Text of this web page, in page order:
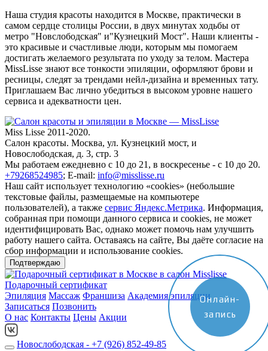
Наша студия красоты находится в Москве, практически в
самом сердце столицы России, в двух минутах ходьбы от
метро "Новслободская" и"Кузнецкий Мост". Наши клиенты -
это красивые и счастливые люди, которым мы помогаем
достигать желаемого результата по уходу за телом. Мастера
MissLisse знают все тонкости эпиляции, оформляют брови и
ресницы, следят за трендами нейл-дизайна и временных тату.
Приглашаем Вас лично убедиться в высоком уровне нашего
сервиса и адекватности цен.
Miss Lisse 2011-2020.
Салон красоты. Москва, ул. Кузнецкий мост, и
Новослободская, д. 3, стр. 3
Мы работаем ежедневно с 10 до 21, в воскресенье - с 10 до 20.
+79268524985; E-mail: info@misslisse.ru
Наш сайт использует технологию «cookies» (небольшие
текстовые файлы, размещаемые на компьютере
пользователей), а также сервис Яндекс.Метрика. Информация,
собранная при помощи данного сервиса и cookies, не может
идентифицировать Вас, однако может помочь нам улучшить
работу нашего сайта. Оставаясь на сайте, Вы даёте согласие на
сбор информации и использование cookies.
Подтверждаю
Подарочный сертификат
Эпиляция Массаж Франшиза Академия эпиляции
Записаться Позвонить
О нас Контакты Цены Акции
Новослободская - +7 (926) 852-49-85
Онлайн-
запись